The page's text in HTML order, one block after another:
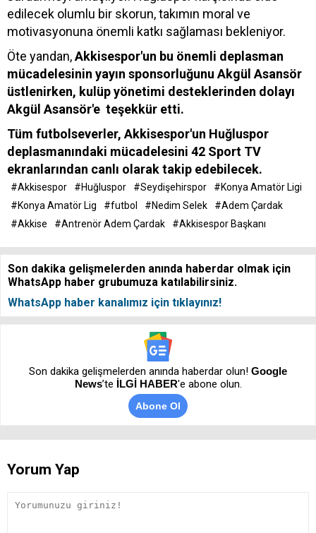
edilecek olumlu bir skorun, takımın moral ve
motivasyonuna önemli katkı sağlaması bekleniyor.
Öte yandan,Akkisespor'un bu önemli deplasman
mücadelesinin yayın sponsorluğunu Akgül Asansör
üstlenirken, kulüp yönetimi desteklerinden dolayı
Akgül Asansör'e teşekkür etti.
Tüm futbolseverler, Akkisespor'un Huğluspor
deplasmanındaki mücadelesini 42 Sport TV
ekranlarından canlı olarak takip edebilecek.
#Akkisespor #Huğluspor #Seydişehirspor
#Konya Amatör Ligi
#Konya Amatör Lig
#futbol #Nedim Selek
#Adem Çardak
#Akkise
#Antrenör Adem Çardak #Akkisespor Başkanı
Son dakika gelişmelerden anında haberdar olmak için
WhatsApp haber grubumuza katılabilirsiniz.
WhatsApp haber kanalımız için tıklayınız!
Son dakika gelişmelerden anında haberdar olun! Google
News’te İLGİ HABER'e abone olun.
Abone Ol
Yorum Yap